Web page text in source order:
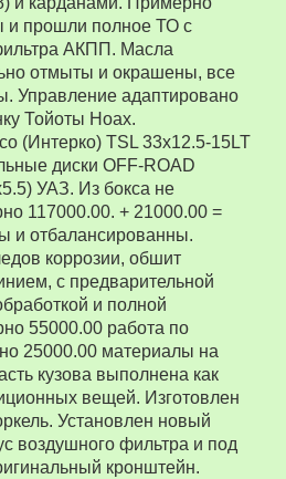
прошли полное ТО с
АКПП. Масла
отмыты и окрашены, все
Управление адаптировано
Тойоты Ноах.
(Интерко) TSL 33x12.5-15LT
диски OFF-ROAD
УАЗ. Из бокса не
117000.00. + 21000.00 =
и отбалансированны.
коррозии, обшит
с предварительной
и полной
55000.00 работа по
25000.00 материалы на
кузова выполнена как
вещей. Изготовлен
Установлен новый
воздушного фильтра и под
кронштейн.